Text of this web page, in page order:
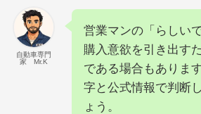
自動車専門
家 Mr.K
営業マンの「らしい
購入意欲を引き出す
である場合もありま
字と公式情報で判断
ょう。